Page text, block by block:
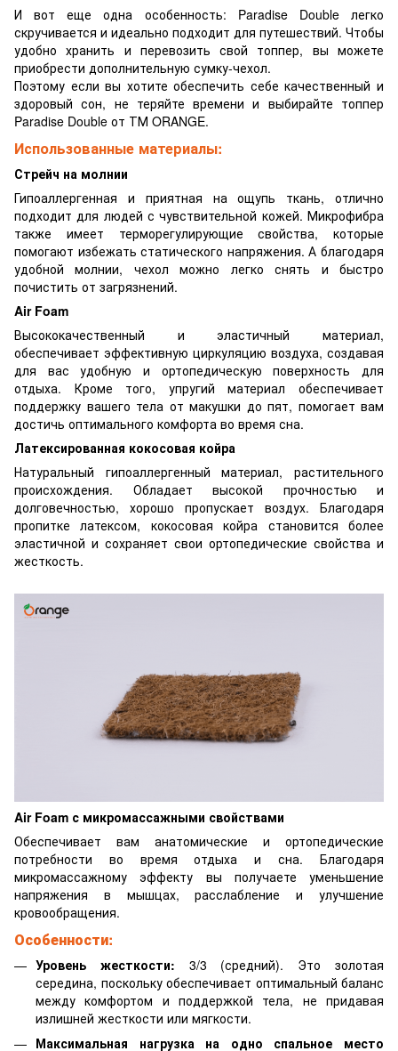
И вот еще одна особенность: Paradise Double легко
скручивается и идеально подходит для путешествий. Чтобы
удобно хранить и перевозить свой топпер, вы можете
приобрести дополнительную сумку-чехол.
Поэтому если вы хотите обеспечить себе качественный и
здоровый сон, не теряйте времени и выбирайте топпер
Paradise Double от ТМ ORANGE.
Использованные материалы:
Стрейч на молнии
Гипоаллергенная и приятная на ощупь ткань, отлично
подходит для людей с чувствительной кожей. Микрофибра
также имеет терморегулирующие свойства, которые
помогают избежать статического напряжения. А благодаря
удобной молнии, чехол можно легко снять и быстро
почистить от загрязнений.
Air Foam
Высококачественный и эластичный материал,
обеспечивает эффективную циркуляцию воздуха, создавая
для вас удобную и ортопедическую поверхность для
отдыха. Кроме того, упругий материал обеспечивает
поддержку вашего тела от макушки до пят, помогает вам
достичь оптимального комфорта во время сна.
Латексированная кокосовая койра
Натуральный гипоаллергенный материал, растительного
происхождения. Обладает высокой прочностью и
долговечностью, хорошо пропускает воздух. Благодаря
пропитке латексом, кокосовая койра становится более
эластичной и сохраняет свои ортопедические свойства и
жесткость.
Air Foam с микромассажными свойствами
Обеспечивает вам анатомические и ортопедические
потребности во время отдыха и сна. Благодаря
микромассажному эффекту вы получаете уменьшение
напряжения в мышцах, расслабление и улучшение
кровообращения.
Особенности:
Уровень жесткости: 3/3 (средний). Это золотая
середина, поскольку обеспечивает оптимальный баланс
между комфортом и поддержкой тела, не придавая
излишней жесткости или мягкости.
Максимальная нагрузка на одно спальное место